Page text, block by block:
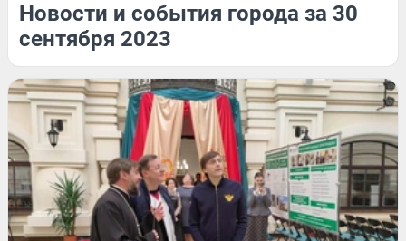
Новости и события города за 30
сентября 2023